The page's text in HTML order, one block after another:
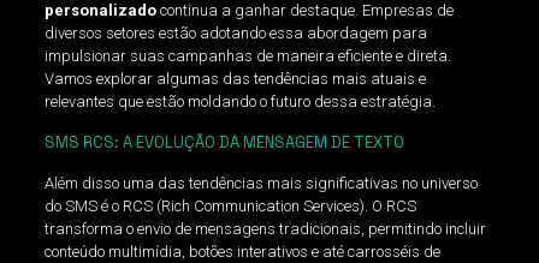
personalizadocontinua a ganhar destaque. Empresas de
diversos setores estão adotando essa abordagem para
impulsionar suas campanhas de maneira eficiente e direta.
Vamos explorar algumas das tendências mais atuais e
relevantes que estão moldando o futuro dessa estratégia.
SMS RCS: A EVOLUÇÃO DA MENSAGEM DE TEXTO
Além disso uma das tendências mais significativas no universo
do SMS é o RCS (Rich Communication Services). O RCS
transforma o envio de mensagens tradicionais, permitindo incluir
conteúdo multimídia, botões interativos e até carrosséis de